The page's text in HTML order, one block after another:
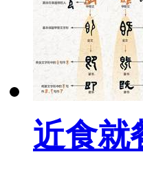
近食就